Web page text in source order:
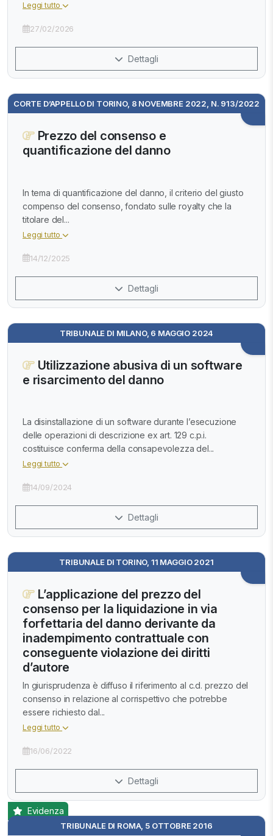
Leggi tutto
27/02/2026
Dettagli
CORTE D’APPELLO DI TORINO, 8 NOVEMBRE 2022, N. 913/2022
Prezzo del consenso e
quantificazione del danno
In tema di quantificazione del danno, il criterio del giusto
compenso del consenso, fondato sulle royalty che la
titolare del...
Leggi tutto
14/12/2025
Dettagli
TRIBUNALE DI MILANO, 6 MAGGIO 2024
Utilizzazione abusiva di un software
e risarcimento del danno
La disinstallazione di un software durante l’esecuzione
delle operazioni di descrizione ex art. 129 c.p.i.
costituisce conferma della consapevolezza del...
Leggi tutto
14/09/2024
Dettagli
TRIBUNALE DI TORINO, 11 MAGGIO 2021
L’applicazione del prezzo del
consenso per la liquidazione in via
forfettaria del danno derivante da
inadempimento contrattuale con
conseguente violazione dei diritti
d’autore
In giurisprudenza è diffuso il riferimento al c.d. prezzo del
consenso in relazione al corrispettivo che potrebbe
essere richiesto dal...
Leggi tutto
16/06/2022
Dettagli
TRIBUNALE DI ROMA, 5 OTTOBRE 2016
Evidenza